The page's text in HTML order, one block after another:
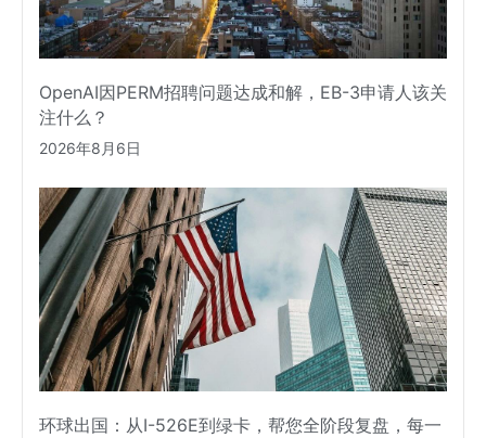
OpenAI因PERM招聘问题达成和解，EB-3申请人该关
注什么？
2026年8月6日
环球出国：从I-526E到绿卡，帮您全阶段复盘，每一